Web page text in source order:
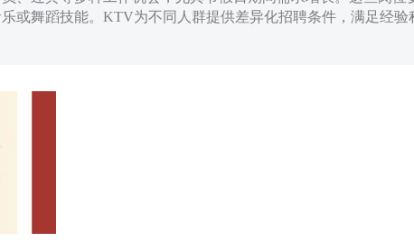
或舞蹈技能。KTV为不同人群提供差异化招聘条件，满足经验